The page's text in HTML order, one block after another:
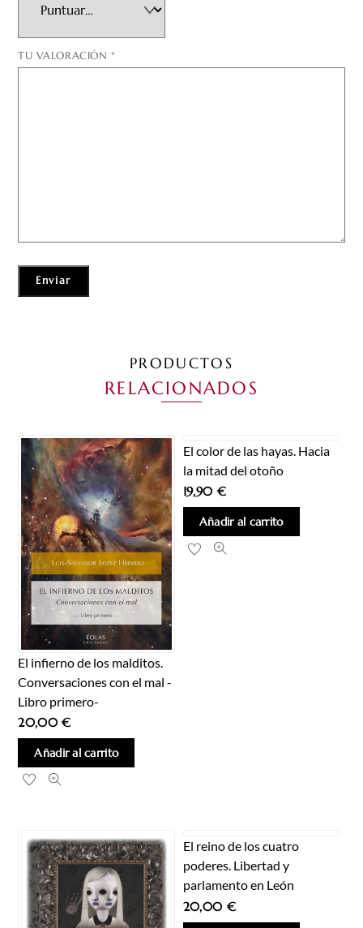
TU VALORACIÓN *
PRODUCTOS
RELACIONADOS
El infierno de los malditos.
Conversaciones con el mal -
Libro primero-
20,00€
Añadir al carrito
El color de las hayas. Hacia
la mitad del otoño
19,90 €
Añadir al carrito
El reino de los cuatro
poderes. Libertad y
parlamento en León
20,00 €